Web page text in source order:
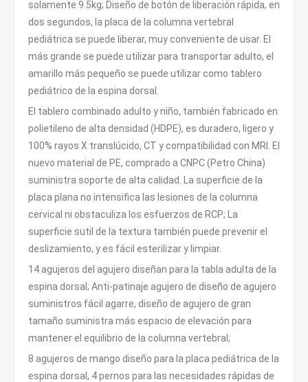
solamente 9.5kg; Diseño de botón de liberación rápida, en
dos segundos, la placa de la columna vertebral
pediátrica se puede liberar, muy conveniente de usar. El
más grande se puede utilizar para transportar adulto, el
amarillo más pequeño se puede utilizar como tablero
pediátrico de la espina dorsal.
El tablero combinado adulto y niño, también fabricado en
polietileno de alta densidad (HDPE), es duradero, ligero y
100% rayos X translúcido, CT y compatibilidad con MRI. El
nuevo material de PE, comprado a CNPC (Petro China)
suministra soporte de alta calidad. La superficie de la
placa plana no intensifica las lesiones de la columna
cervical ni obstaculiza los esfuerzos de RCP; La
superficie sutil de la textura también puede prevenir el
deslizamiento, y es fácil esterilizar y limpiar.
14 agujeros del agujero diseñan para la tabla adulta de la
espina dorsal; Anti-patinaje agujero de diseño de agujero
suministros fácil agarre, diseño de agujero de gran
tamaño suministra más espacio de elevación para
mantener el equilibrio de la columna vertebral;
8 agujeros de mango diseño para la placa pediátrica de la
espina dorsal, 4 pernos para las necesidades rápidas de